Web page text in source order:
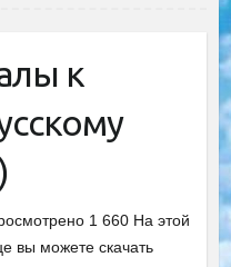
к
1 660 На этой
вы можете скачать